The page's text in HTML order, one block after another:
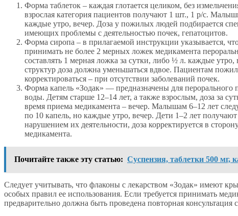
Форма таблеток – каждая глотается целиком, без
взрослая категория пациентов получают 1 шт., 1 р/с.
каждые утро, вечер. Доза у пожилых людей подбирается
имеющих проблемы с деятельностью почек, гепатоцитов.
Форма сиропа – в прилагаемой инструкции указывается,
принимать не более 2 мерных ложек медикамента
составлять 1 мерная ложка за сутки, либо ½ л. каждые
структур доза должна уменьшаться вдвое. Пациентам
корректироваться – при отсутствии заболеваний почек.
Форма капель «Зодак» — предназначены для
воды. Детям старше 12–14 лет, а также взрослым, доза за
время приема медикамента – вечер. Малышам 6–12 лет
по 10 капель, но каждые утро, вечер. Дети 1–2 лет
нарушением их деятельности, доза корректируется в
медикамента.
Почитайте также эту статью: Суспензия, таблетки 500
Следует учитывать, что флаконы с лекарством «Зодак» имеют
особых правил ее использования. Если требуется принимать
предварительно должна быть проведена повторная консультация